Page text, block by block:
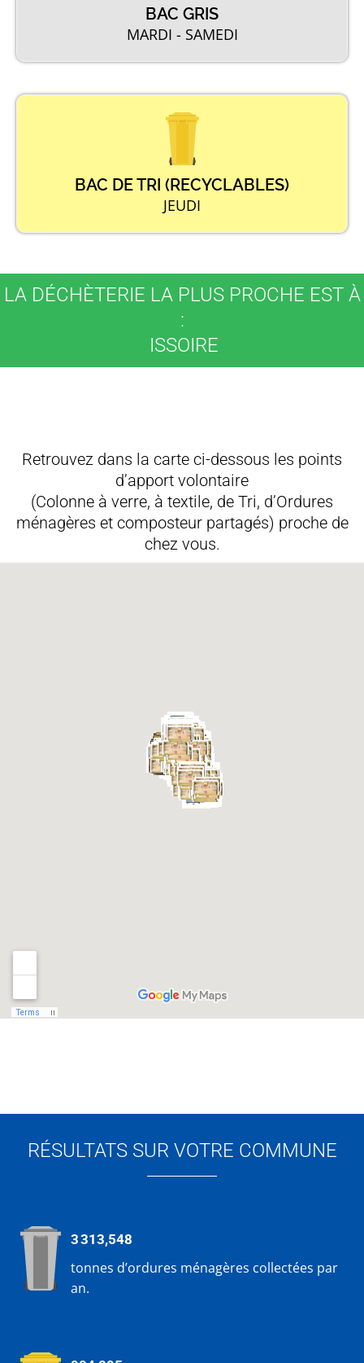
BAC GRIS
MARDI - SAMEDI
BAC DE TRI (RECYCLABLES)
JEUDI
LA DÉCHÈTERIE LA PLUS PROCHE EST À
:
ISSOIRE
Retrouvez dans la carte ci-dessous les points
d’apport volontaire
(Colonne à verre, à textile, de Tri, d’Ordures
ménagères et composteur partagés) proche de
chez vous.
RÉSULTATS SUR VOTRE COMMUNE
3 313,548
tonnes d’ordures ménagères collectées par
an.